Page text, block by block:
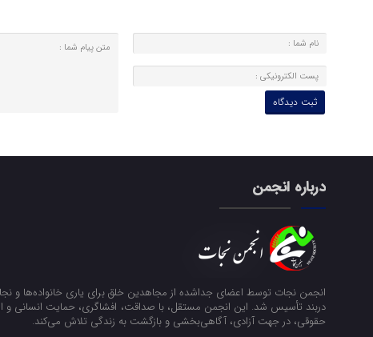
درباره انجمن
انجمن نجات توسط اعضای جداشده از مجاهدین خلق برای یاری خانواده‌ها و
دربند تأسیس شد. این انجمن مستقل، با صداقت، افشاگری، حمایت انسانی و
حقوقی، در جهت آزادی، آگاهی‌بخشی و بازگشت به زندگی تلاش می‌کند.